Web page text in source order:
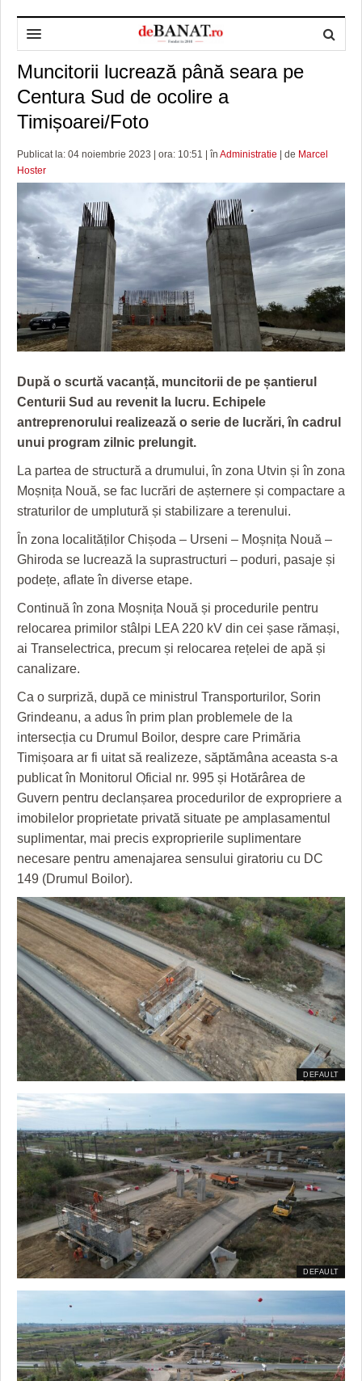
HOME
DESPRE NOI
REDACȚIA DEBANAT
POLITICA DE CONFIDENȚIALITATE
ADMINISTRAȚIE
PRIMĂRIA TIMIŞOARA
PREFECTURA TIMIŞ
POLITICĂ
SPORT
POLI TIMISOARA
FOTBAL JUDETEAN
ALTE SPORTURI
OPINII
DOSARELE DEBANAT
ETICA LUCIDITĂȚII ASISTATE
JURNAL DE CAMPANIE
ZÂMBETE AMARE
ZIARISTU’ DE TERASĂ
FINANŢĂRI DE LA A LA Z
PE SURSE
TIMP LIBER ȘI CULTURĂ
TIMP LIBER
ULTRAMARIN VA RECOMANDA
CULTURA
UNDE MERGEM
CLIPURI VIDEO
JOCURI ONLINE
ECONOMIC
AFACERI
SĂNĂTATE
MAI MULTE
ANUNŢURI
CULTURA
INVATAMANT
FILME DOCUMENTARE
JOCURI ONLINE
DIVERSE
FARMACII DIN TIMIŞOARA
HARTA TIMIŞOAREI
LICEE, ŞCOLI ŞI GRĂDINIŢE DIN TIMIŞ
PRIMĂRIILE DIN TIMIŞ
SFATUL MEDICULUI
SFATURI JURIDICE
Muncitorii lucrează până seara pe
Centura Sud de ocolire a
Timișoarei/Foto
Publicat la: 04 noiembrie 2023 | ora: 10:51 | în Administratie | de Marcel
Hoster
După o scurtă vacanță, muncitorii de pe șantierul
Centurii Sud au revenit la lucru. Echipele
antreprenorului realizează o serie de lucrări, în cadrul
unui program zilnic prelungit.
La partea de structură a drumului, în zona Utvin și în zona
Moșnița Nouă, se fac lucrări de așternere și compactare a
straturilor de umplutură și stabilizare a terenului.
În zona localităților Chișoda – Urseni – Moșnița Nouă –
Ghiroda se lucrează la suprastructuri – poduri, pasaje și
podețe, aflate în diverse etape.
Continuă în zona Moșnița Nouă și procedurile pentru
relocarea primilor stâlpi LEA 220 kV din cei șase rămași,
ai Transelectrica, precum și relocarea rețelei de apă și
canalizare.
Ca o surpriză, după ce ministrul Transporturilor, Sorin
Grindeanu, a adus în prim plan problemele de la
intersecția cu Drumul Boilor, despre care Primăria
Timișoara ar fi uitat să realizeze, săptămâna aceasta s-a
publicat în Monitorul Oficial nr. 995 și Hotărârea de
Guvern pentru declanșarea procedurilor de expropriere a
imobilelor proprietate privată situate pe amplasamentul
suplimentar, mai precis exproprierile suplimentare
necesare pentru amenajarea sensului giratoriu cu DC
149 (Drumul Boilor).
DEFAULT
DEFAULT